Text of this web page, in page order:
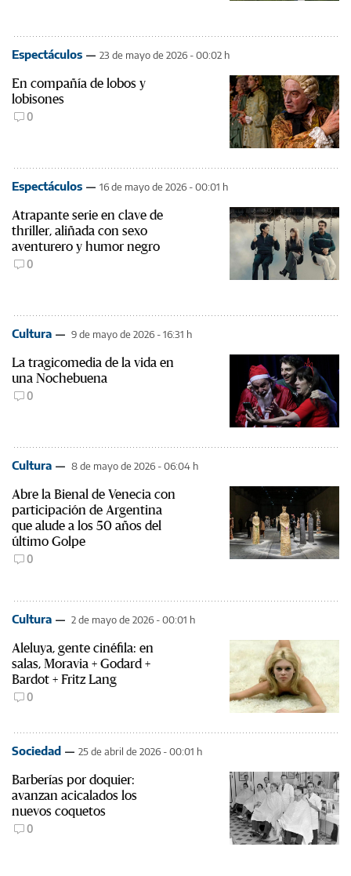
Espectáculos 23 de mayo de 2026 - 00:02 h
En compañía de lobos y
lobisones
0
Espectáculos 16 de mayo de 2026 - 00:01 h
Atrapante serie en clave de
thriller, aliñada con sexo
aventurero y humor negro
0
Cultura 9 de mayo de 2026 - 16:31 h
La tragicomedia de la vida en
una Nochebuena
0
Cultura 8 de mayo de 2026 - 06:04 h
Abre la Bienal de Venecia con
participación de Argentina
que alude a los 50 años del
último Golpe
0
Cultura 2 de mayo de 2026 - 00:01 h
Aleluya, gente cinéfila: en
salas, Moravia + Godard +
Bardot + Fritz Lang
0
Sociedad 25 de abril de 2026 - 00:01 h
Barberías por doquier:
avanzan acicalados los
nuevos coquetos
0